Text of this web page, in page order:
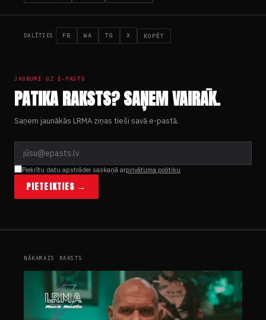
DALĪTIES FB WA TG X KOPĒT
JAUNUMI UZ E-PASTU
PATIKA RAKSTS? SAŅEM VAIRĀK.
Saņem jaunākās LRMA ziņas tieši savā e-pastā.
Piekrītu datu apstrādei saskaņā arprivātuma politiku
PIETEIKTIES →
NĀKAMAIS RAKSTS